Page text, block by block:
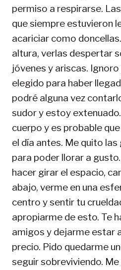
permiso a respirarse.
que siempre estuvieron
acariciar como
altura, verlas despertar
jóvenes y ariscas.
elegido para haber
podré alguna vez
sudor y estoy
cuerpo y es probable
el día antes. Me quito
para poder llorar a
hacer girar el espacio,
abajo, verme en una
centro y sentir tu
apropiarme de esto. Te
amigos y dejarme estar
precio. Pido quedarme
seguir sobreviviendo.